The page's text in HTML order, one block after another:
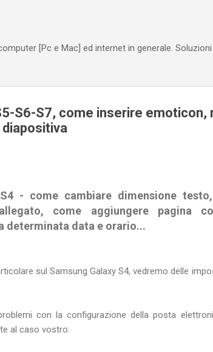
[Pc e Mac] ed internet in generale.
S6-S7, come inserire emoticon,
- come cambiare dimensione
come aggiungere pagina
determinata data e orario...
sul Samsung Galaxy S4, vedremo delle
con la configurazione della posta
al caso vostro: